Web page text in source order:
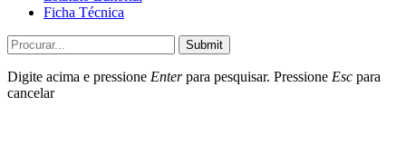
Ficha Técnica
Submit
Digite acima e pressione Enterpara pesquisar. Pressione Esc para
cancelar